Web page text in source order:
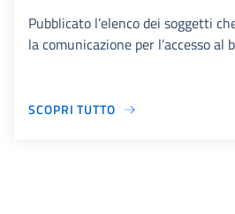
Pubblicato l’elenco dei soggetti
la comunicazione per l’accesso al
SCOPRI TUTTO